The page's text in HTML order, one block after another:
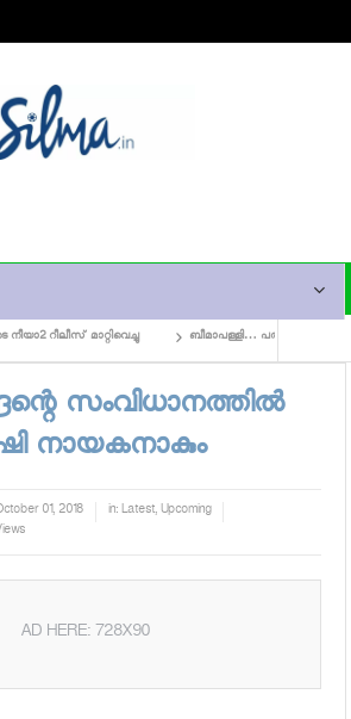
റീലീസ് മാറ്റിവെച്ചു ബീമാപള്ളി…
സംവിധാനത്തില്‍
നായകനാകും
01, 2018 in:Latest,Upcoming
AD HERE: 728X90